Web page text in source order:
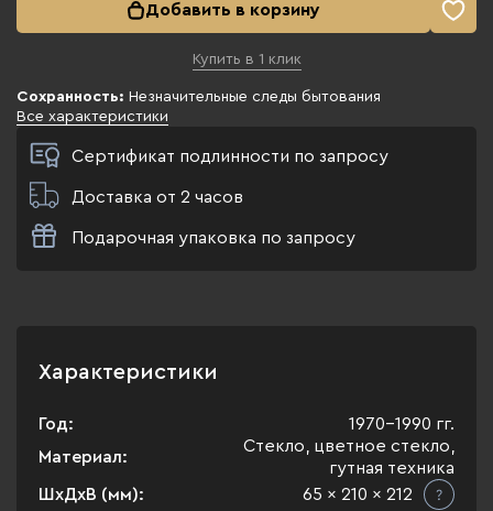
Добавить в корзину
Купить в 1 клик
Сохранность: Незначительные следы бытования
Все характеристики
Сертификат подлинности по запросу
Доставка от 2 часов
Подарочная упаковка по запросу
Характеристики
Год:
1970-1990 гг.
Материал:
Стекло, цветное стекло,
гутная техника
ШхДхВ (мм):
65 x 210 x 212